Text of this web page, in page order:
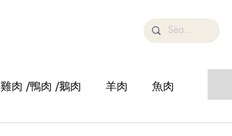
雞肉 /鴨肉 /鵝肉 羊肉 魚肉